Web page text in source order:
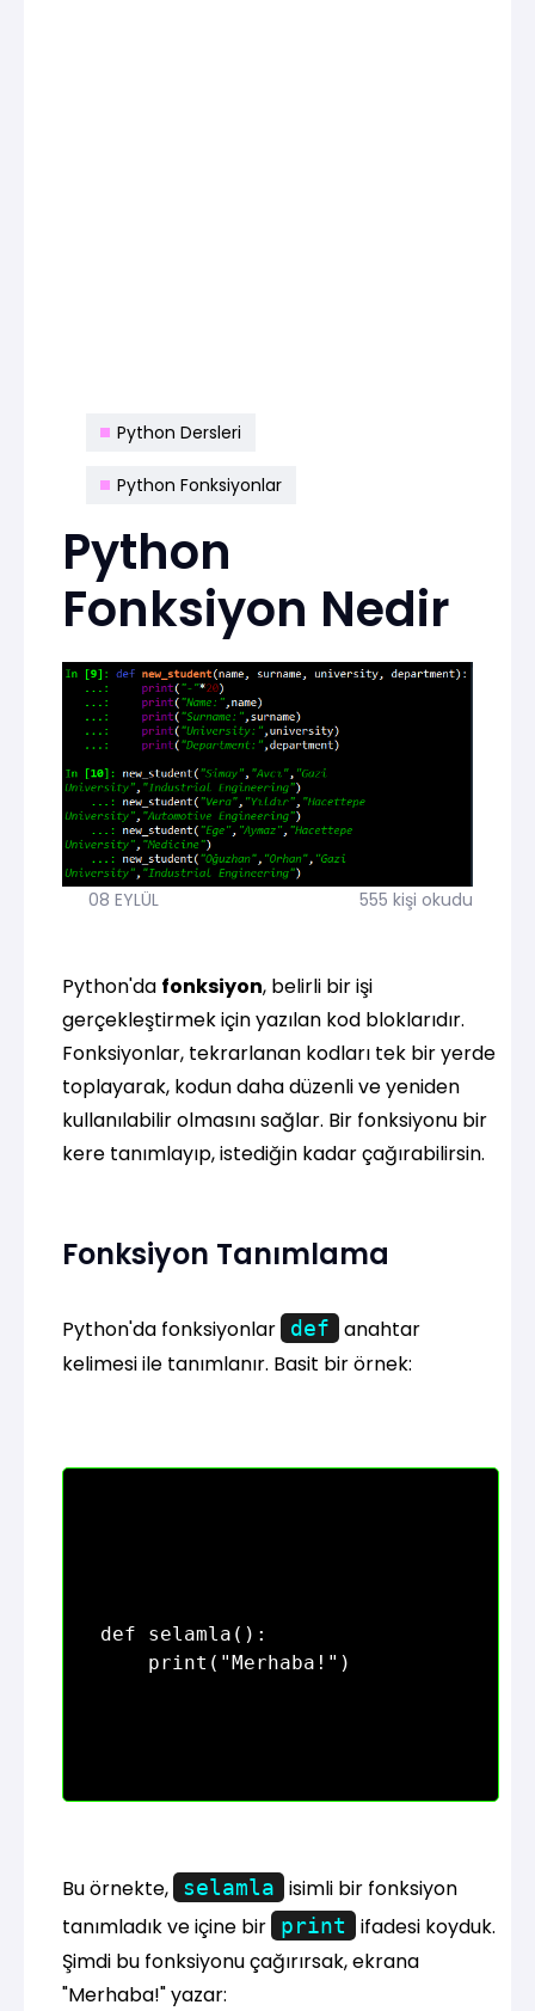
Python Dersleri
Python Fonksiyonlar
Python
Fonksiyon Nedir
08 EYLÜL 555 kişi okudu
Python'da fonksiyon, belirli bir işi
gerçekleştirmek için yazılan kod bloklarıdır.
Fonksiyonlar, tekrarlanan kodları tek bir yerde
toplayarak, kodun daha düzenli ve yeniden
kullanılabilir olmasını sağlar. Bir fonksiyonu bir
kere tanımlayıp, istediğin kadar çağırabilirsin.
Fonksiyon Tanımlama
Python'da fonksiyonlar def
anahtar
kelimesi ile tanımlanır. Basit bir örnek:
def selamla():
Bu örnekte, selamla
isimli bir fonksiyon
tanımladık ve içine bir
print
ifadesi koyduk.
Şimdi bu fonksiyonu çağırırsak, ekrana
"Merhaba!" yazar: